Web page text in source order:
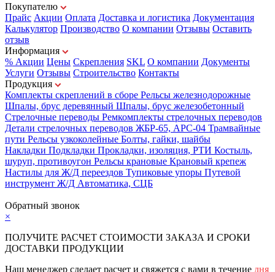
Покупателю
Прайс Акции Оплата Доставка и логистика Документация
Калькулятор Производство О компании Отзывы Оставить
отзыв
Информация
% Акции Цены Скрепления SKL О компании Документы
Услуги Отзывы Строительство Контакты
Продукция
Комплекты скреплений в сборе Рельсы железнодорожные
Шпалы, брус деревянный Шпалы, брус железобетонный
Стрелочные переводы Ремкомплекты стрелочных переводов
Детали стрелочных переводов ЖБР-65, АРС-04 Трамвайные
пути Рельсы узкоколейные Болты, гайки, шайбы
Накладки Подкладки Прокладки, изоляция, РТИ Костыль,
шуруп, противоугон Рельсы крановые Крановый крепеж
Настилы для Ж/Д переездов Тупиковые упоры Путевой
инструмент Ж/Д Автоматика, СЦБ
Обратный звонок
×
ПОЛУЧИТЕ РАСЧЕТ СТОИМОСТИ ЗАКАЗА И СРОКИ
ДОСТАВКИ ПРОДУКЦИИ
Наш менеджер сделает расчет и свяжется с вами в течение дня